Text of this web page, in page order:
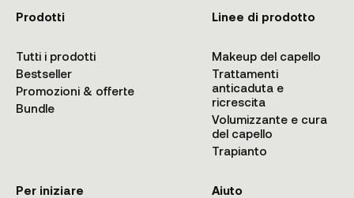
Prodotti
Tutti i prodotti
Bestseller
Promozioni & offerte
Bundle
Linee di prodotto
Makeup del capello
Trattamenti
anticaduta e
ricrescita
Volumizzante e cura
del capello
Trapianto
Per iniziare Aiuto